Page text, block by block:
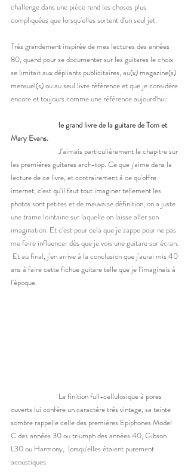
challenge dans une pièce rend les choses plus
compliquées que lorsqu'elles sortent d'un seul jet.
Très grandement inspirée de mes lectures des années
80, quand pour se documenter sur les guitares le choix
se limitait aux dépliants publicitaires, au(x) magazine(s)
mensuel(s) ou au seul livre référence et que je considère
encore et toujours comme une référence aujourd'hui:
le grand livre de la guitare de Tom et
Mary Evans.
les premières guitares arch-top. Ce que j'aime dans la
lecture de ce livre, et contrairement à ce qu'offre
internet, c'est qu'il faut tout imaginer tellement les
photos sont petites et de mauvaise définition, on a juste
une trame lointaine sur laquelle on laisse aller son
imagination. Et c'est pour cela que je zappe pour ne pas
me faire influencer dès que je vois une guitare sur écran.
Et au final, j'en arrive à la conclusion que j'aurai mis 40
ans à faire cette fichue guitare telle que je l'imaginais à
l'époque.
ouverts lui confère un caractère très vintage, sa teinte
sombre rappelle celle des premières Epiphones Model
C des années 30 ou triumph des années 40, Gibson
L30 ou Harmony,  lorsqu'elles étaient purement
acoustiques.